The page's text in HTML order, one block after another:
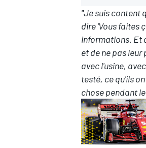
"Je suis content
dire 'Vous faites
informations. Et
et de ne pas
avec l'usine,
testé, ce qu'ils
chose pendant